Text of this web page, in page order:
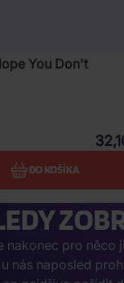
You Don't
DO KOŠÍKA
nakonec pro něco
nás naposled